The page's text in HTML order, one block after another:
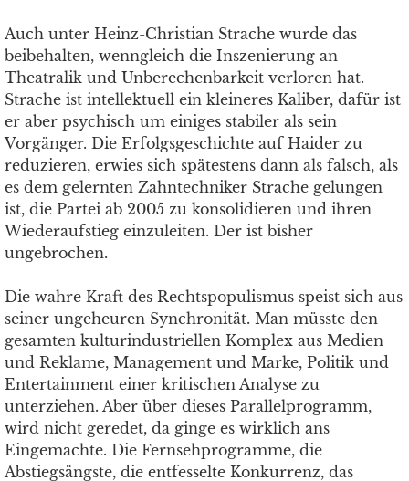
Auch unter Heinz-Christian Strache wurde das
beibehalten, wenngleich die Inszenierung an
Theatralik und Unberechenbarkeit verloren hat.
Strache ist intellektuell ein kleineres Kaliber, dafür ist
er aber psychisch um einiges stabiler als sein
Vorgänger. Die Erfolgsgeschichte auf Haider zu
reduzieren, erwies sich spätestens dann als falsch, als
es dem gelernten Zahntechniker Strache gelungen
ist, die Partei ab 2005 zu konsolidieren und ihren
Wiederaufstieg einzuleiten. Der ist bisher
ungebrochen.
Die wahre Kraft des Rechtspopulismus speist sich aus
seiner ungeheuren Synchronität. Man müsste den
gesamten kulturindustriellen Komplex aus Medien
und Reklame, Management und Marke, Politik und
Entertainment einer kritischen Analyse zu
unterziehen. Aber über dieses Parallelprogramm,
wird nicht geredet, da ginge es wirklich ans
Eingemachte. Die Fernsehprogramme, die
Abstiegsängste, die entfesselte Konkurrenz, das